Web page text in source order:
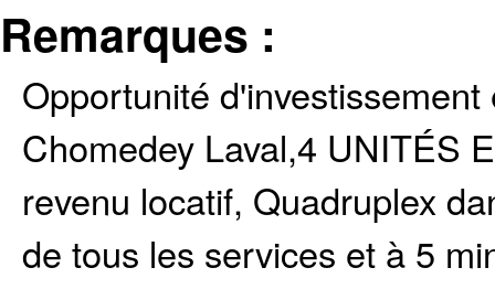
Remarques :
Opportunité
Chomedey Laval,4 UNITÉS
revenu locatif, Quadruplex
de tous les services et à 5